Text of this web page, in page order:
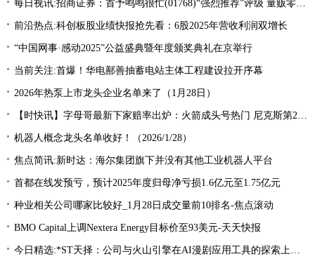
每日视讯:招商证券：首予鸣鸣很忙(01768)“强烈推荐”评级 量贩零食渠道效率大幅领先
前沿热点:科创板股业绩快报抢先看：6股2025年营收利润双增长
“中国网事·感动2025”公益盛典暨年度颁奖典礼在京举行
当前关注:首爆！华电鄯善抽蓄电站主体工程建设拉开序幕
2026年热泵上市龙头企业名单来了（1月28日）
【时快讯】字母哥最新下家赔率出炉：火箭成头号热门 尼克斯第2勇士仅第10
机器人概念龙头名单收好！（2026/1/28）
焦点简讯:新时达：海尔集团旗下并没有其他工业机器人平台
首都在线发预亏，预计2025年度归母净亏损1.6亿元至1.75亿元
种业相关公司哪家比较好_1月28日成交量前10排名-焦点滚动
BMO Capital上调Nextera Energy目标价至93美元-天天快报
今日精选:*ST天择：公司与火山引擎在AI漫剧应用工具的探索上有合作